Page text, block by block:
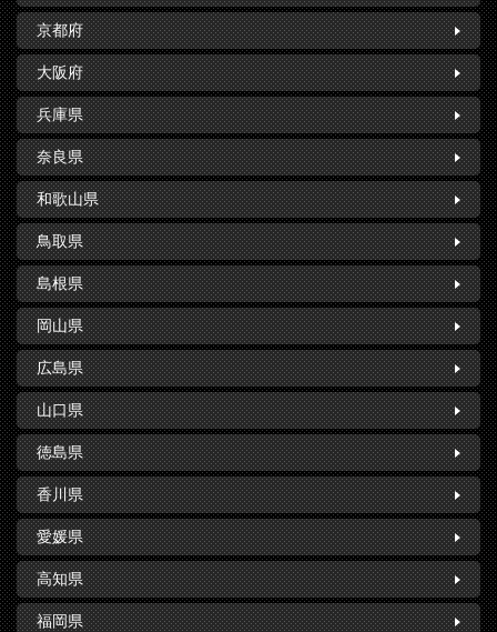
京都府
大阪府
兵庫県
奈良県
和歌山県
鳥取県
島根県
岡山県
広島県
山口県
徳島県
香川県
愛媛県
高知県
福岡県